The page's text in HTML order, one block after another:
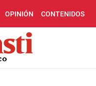
OPINIÓN CONTENIDOS